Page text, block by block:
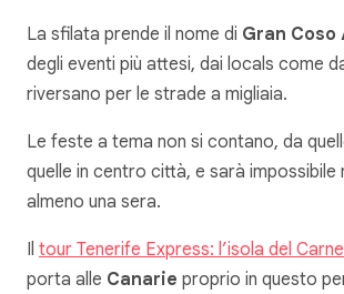
La sfilata prende il nome di Gran
degli eventi più attesi, dai locals come
riversano per le strade a migliaia.
Le feste a tema non si contano, da
quelle in centro città, e sarà impossibile
almeno una sera.
Il tour Tenerife Express: l’isola del
porta alle Canarie proprio in questo